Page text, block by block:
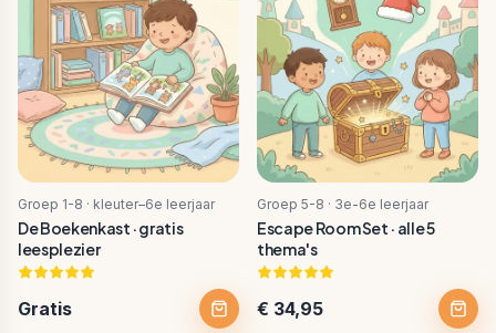
Groep 1-8 · kleuter–6e leerjaar
De Boekenkast · gratis
leesplezier
Gratis
Groep 5-8 · 3e-6e leerjaar
Escape Room Set · alle 5
thema's
€ 34,95